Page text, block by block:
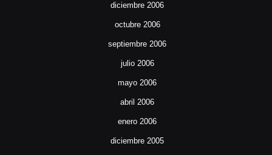
diciembre 2006
octubre 2006
septiembre 2006
julio 2006
mayo 2006
abril 2006
enero 2006
diciembre 2005